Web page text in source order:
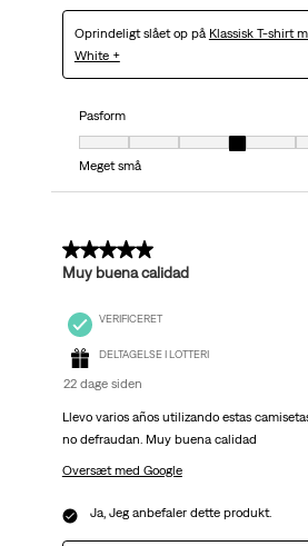
Oprindeligt slået op på Klassisk T-shirt
White +
Pasform
Pasform, 4 ud af 7, hvor 1 er lig med
Meget små
5 ud af 5 stjerner.
Muy buena calidad
VERIFICERET
DELTAGELSE I LOTTERI
22 dage siden
Llevo varios años utilizando estas
no defraudan. Muy buena calidad
Oversæt med Google
Ja, Jeg anbefaler dette produkt.